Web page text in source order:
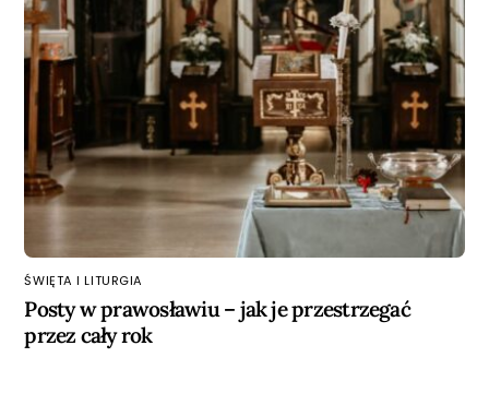
ŚWIĘTA I LITURGIA
Posty w prawosławiu – jak je przestrzegać
przez cały rok